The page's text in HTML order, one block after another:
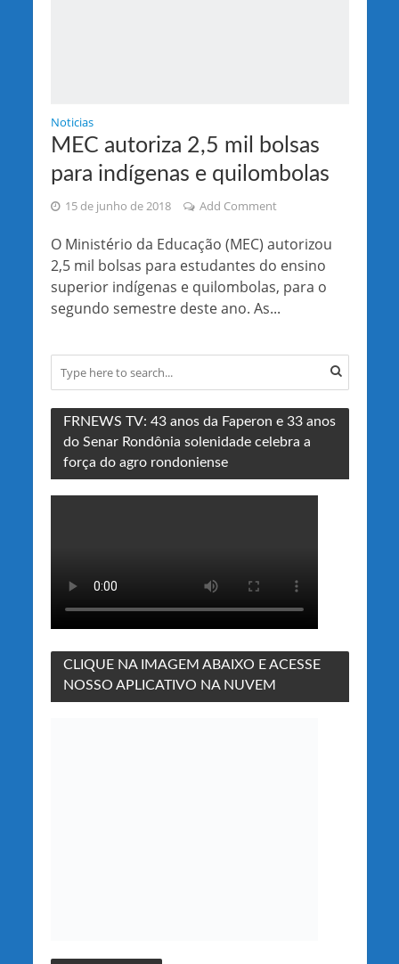
Noticias
MEC autoriza 2,5 mil bolsas
para indígenas e quilombolas
15 de junho de 2018 Add Comment
O Ministério da Educação (MEC) autorizou
2,5 mil bolsas para estudantes do ensino
superior indígenas e quilombolas, para o
segundo semestre deste ano. As...
FRNEWS TV: 43 anos da Faperon e 33 anos
do Senar Rondônia solenidade celebra a
força do agro rondoniense
CLIQUE NA IMAGEM ABAIXO E ACESSE
NOSSO APLICATIVO NA NUVEM